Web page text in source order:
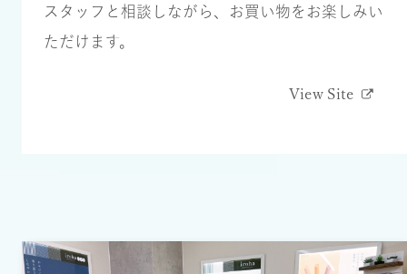
スタッフと相談しながら、お買い物をお楽しみい
ただけます。
View Site